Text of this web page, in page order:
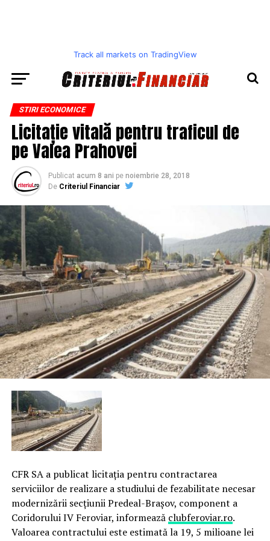
Track all markets on TradingView
STIRI ECONOMICE
Licitație vitală pentru traficul de
pe Valea Prahovei
Publicat acum 8 ani pe noiembrie 28, 2018
De Criteriul Financiar
CFR SA a publicat licitaţia pentru contractarea
serviciilor de realizare a studiului de fezabilitate necesar
modernizării secţiunii Predeal-Braşov, component a
Coridorului IV Feroviar, informează clubferoviar.ro.
Valoarea contractului este estimată la 19, 5 milioane lei